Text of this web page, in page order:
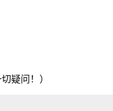
疑问！）